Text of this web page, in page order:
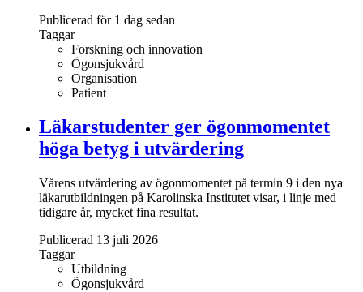
Publicerad för 1 dag sedan
Taggar
Forskning och innovation
Ögonsjukvård
Organisation
Patient
Läkarstudenter ger ögonmomentet
höga betyg i utvärdering
Vårens utvärdering av ögonmomentet på termin 9 i den nya
läkarutbildningen på Karolinska Institutet visar, i linje med
tidigare år, mycket fina resultat.
Publicerad 13 juli 2026
Taggar
Utbildning
Ögonsjukvård